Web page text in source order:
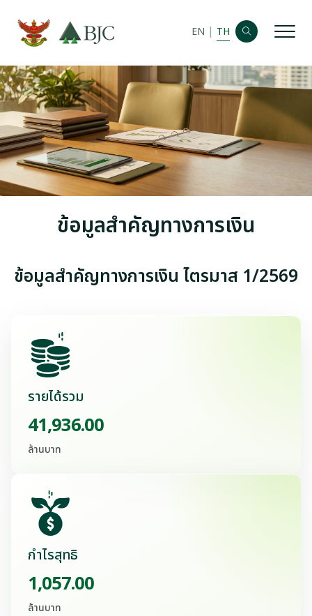
EN | TH
หน้าหลัก
ข้อมูลบริษัท
ข้อมูลทางการเงิน
ข้อมูลตราสารหนี้
ข้อมูลสำหรับผู้ถือหุ้น
เอกสารเผยแพร่
สอบถามข้อมูลนักลงทุน
ข้อมูลสำคัญทางการเงิน
ข้อมูลสำคัญทางการเงิน ไตรมาส 1/2569
รายได้รวม
41,936.00
ล้านบาท
กำไรสุทธิ
1,057.00
ล้านบาท